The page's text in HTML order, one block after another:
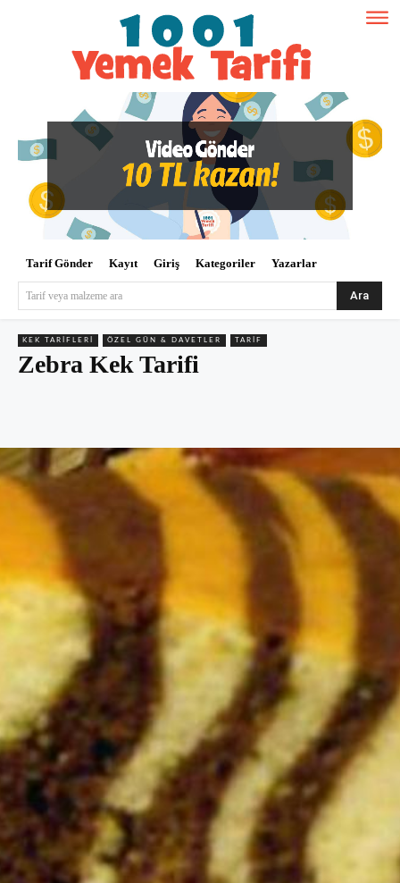
Tarif Gönder Kayıt Giriş Kategoriler Yazarlar
Tarif veya malzeme ara Ara
KEK TARIFLERI ÖZEL GÜN & DAVETLER TARIF
Zebra Kek Tarifi